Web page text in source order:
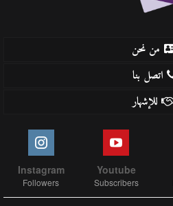
من نحن
اتصل بنا
للإشهار
Youtube
Subscribers
Instagram
Followers